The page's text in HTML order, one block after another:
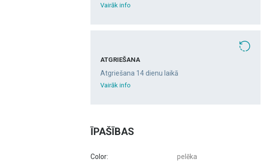
Vairāk info
ATGRIEŠANA
Atgriešana 14 dienu laikā
Vairāk info
ĪPAŠĪBAS
Color: pelēka